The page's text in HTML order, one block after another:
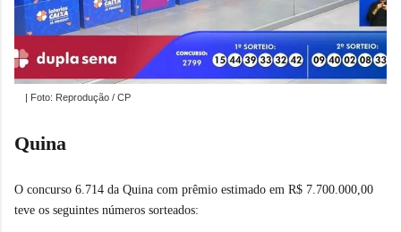
| Foto: Reprodução / CP
Quina
O concurso 6.714 da Quina com prêmio estimado em R$ 7.700.000,00
teve os seguintes números sorteados: